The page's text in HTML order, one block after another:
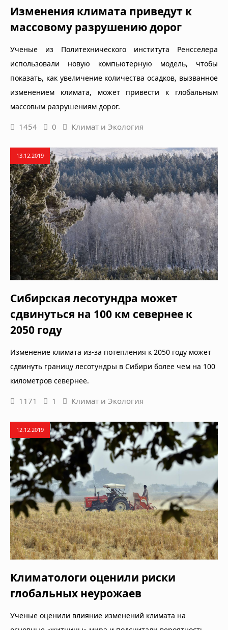
Изменения климата приведут к
массовому разрушению дорог
Ученые из Политехнического института Ренсселера
использовали новую компьютерную модель, чтобы
показать, как увеличение количества осадков, вызванное
изменением климата, может привести к глобальным
массовым разрушениям дорог.
1454 0 Климат и Экология
13.12.2019
Сибирская лесотундра может
сдвинуться на 100 км севернее к
2050 году
Изменение климата из-за потепления к 2050 году может
сдвинуть границу лесотундры в Сибири более чем на 100
километров севернее.
1171 1 Климат и Экология
12.12.2019
Климатологи оценили риски
глобальных неурожаев
Ученые оценили влияние изменений климата на